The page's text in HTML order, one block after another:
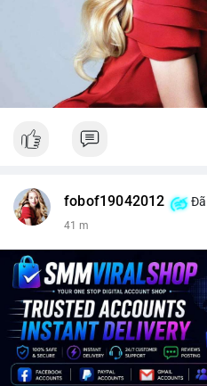
fobof19042012 Đã
41 m